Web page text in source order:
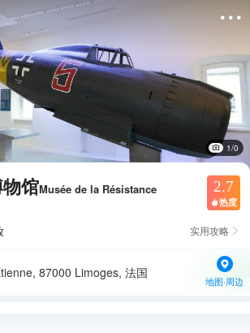

1/0
馆Musée de la Résistance 2.7
 热度
实用攻略 
87000 Limoges, 法国
地图·周边